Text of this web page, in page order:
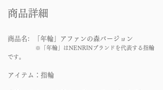
商品詳細
商品名: 「年輪」アファンの森バージョン
※「年輪」はNENRINブランドを代表する指輪
です。
アイテム：指輪